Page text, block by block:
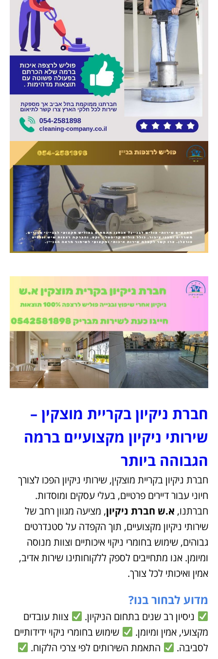
חברת ניקיון בקריית מוצקין –
שירותי ניקיון מקצועיים ברמה
הגבוהה ביותר
חברת ניקיון בקריית מוצקין, שירותי ניקיון הפכו לצורך
חיוני עבור דיירים פרטיים, בעלי עסקים ומוסדות.
חברתנו, א.ש חברת ניקיון, מציעה מגוון רחב של
שירותי ניקיון מקצועיים, תוך הקפדה על סטנדרטים
גבוהים, שימוש בחומרי ניקוי איכותיים וצוות מנוסה
ומיומן. אנו מתחייבים לספק ללקוחותינו שירות אדיב,
אמין ואיכותי לכל צורך.
מדוע לבחור בנו?
ניסיון רב שנים בתחום הניקיון.
צוות עובדים
מקצועי, אמין ומיומן.
שימוש בחומרי ניקוי ידידותיים
לסביבה.
התאמת השירותים לפי צרכי הלקוח.